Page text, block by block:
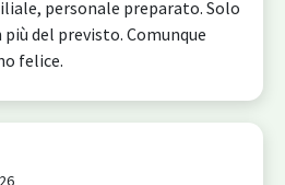
personale preparato. Solo
più del previsto. Comunque
felice.